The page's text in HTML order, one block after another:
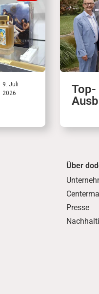
9. Juli
2026
Top-
aus
Über
Presse